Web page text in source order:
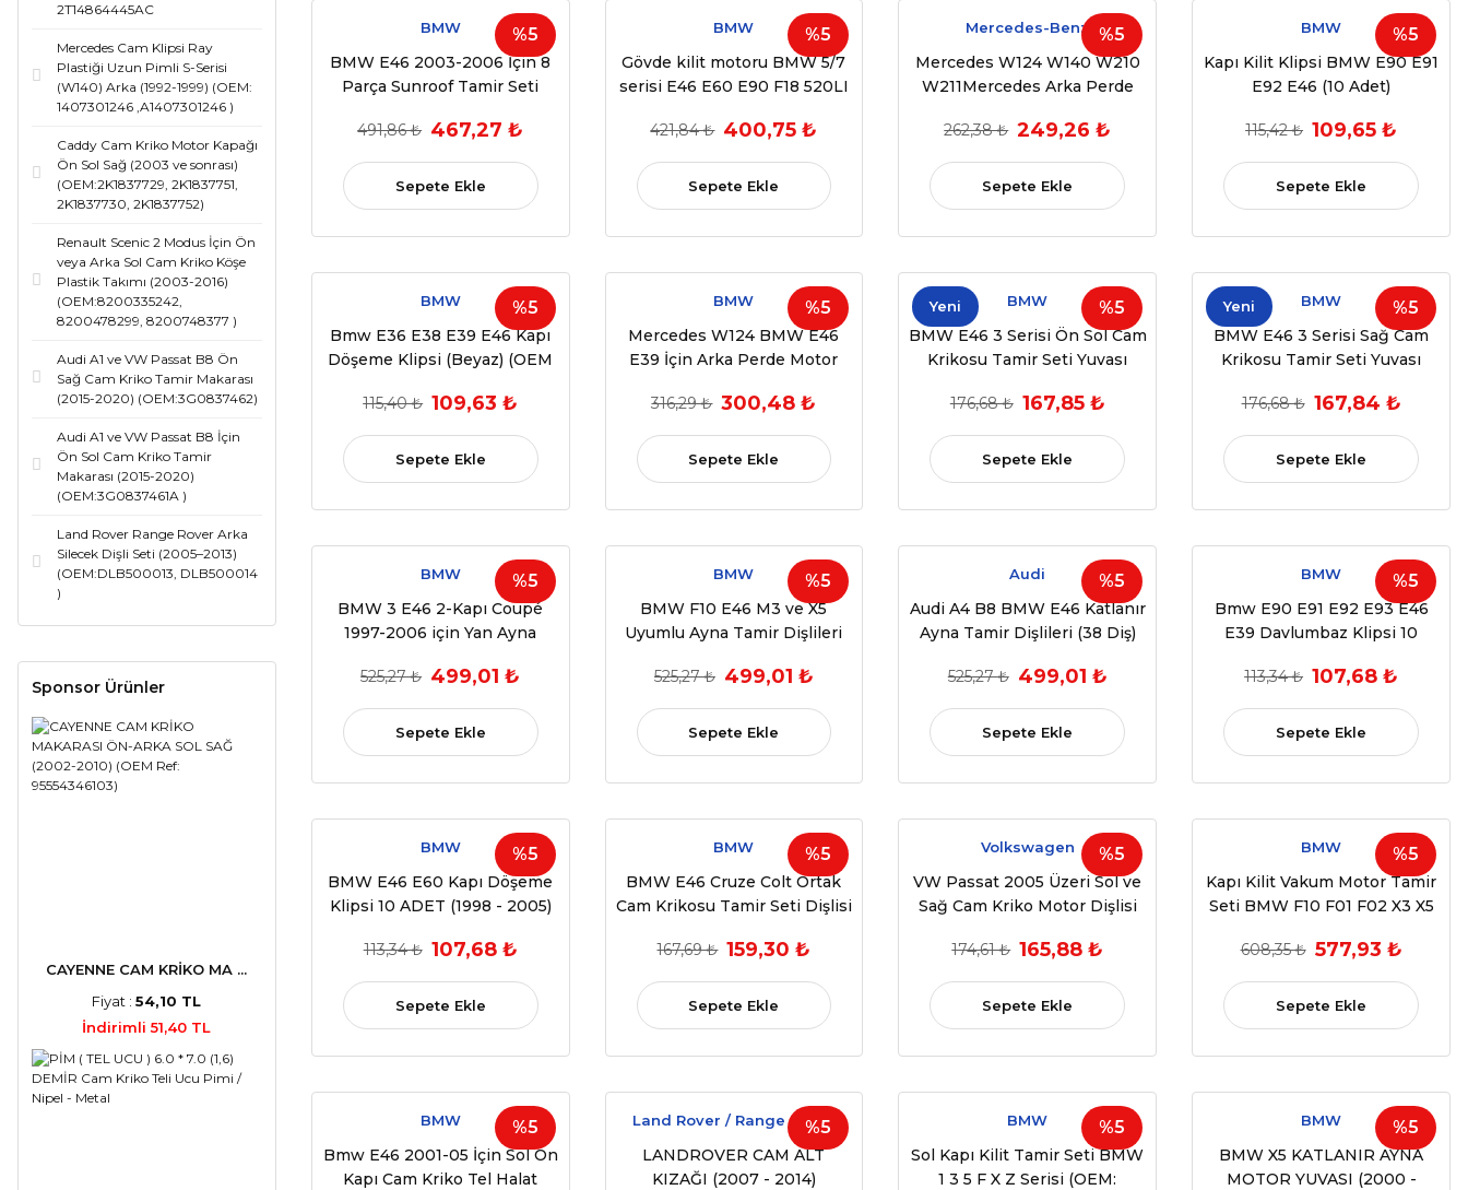
2T14864445AC
Mercedes Cam Klipsi Ray
Plastiği Uzun Pimli S-Serisi
(W140) Arka (1992-1999) (OEM:
1407301246 ,A1407301246 )
Caddy Cam Kriko Motor Kapağı
Ön Sol Sağ (2003 ve sonrası)
(OEM:2K1837729, 2K1837751,
2K1837730, 2K1837752)
Renault Scenic 2 Modus İçin Ön
veya Arka Sol Cam Kriko Köşe
Plastik Takımı (2003-2016)
(OEM:8200335242,
8200478299, 8200748377 )
Audi A1 ve VW Passat B8 Ön
Sağ Cam Kriko Tamir Makarası
(2015-2020) (OEM:3G0837462)
Audi A1 ve VW Passat B8 İçin
Ön Sol Cam Kriko Tamir
Makarası (2015-2020)
(OEM:3G0837461A )
Land Rover Range Rover Arka
Silecek Dişli Seti (2005–2013)
(OEM:DLB500013, DLB500014
)
Sponsor Ürünler
CAYENNE CAM KRİKO MA ...
Fiyat :54,10 TL
İndirimli 51,40 TL
%5
BMW
BMW E46 2003-2006 İçin 8
Parça Sunroof Tamir Seti
491,86 ₺ 467,27 ₺
Sepete Ekle
%5
BMW
Gövde kilit motoru BMW 5/7
serisi E46 E60 E90 F18 520LI
421,84 ₺ 400,75 ₺
Sepete Ekle
%5
Mercedes-Benz
Mercedes W124 W140 W210
W211Mercedes Arka Perde
A2118100020
262,38 ₺ 249,26 ₺
Sepete Ekle
%5
BMW
Kapı Kilit Klipsi BMW E90 E91
E92 E46 (10 Adet)
115,42 ₺ 109,65 ₺
Sepete Ekle
%5
BMW
Bmw E36 E38 E39 E46 Kapı
Döşeme Klipsi (Beyaz) (OEM
115,40 ₺ 109,63 ₺
Sepete Ekle
%5
BMW
Mercedes W124 BMW E46
E39 İçin Arka Perde Motor
(OEM:
316,29 ₺ 300,48 ₺
Sepete Ekle
%5
Yeni BMW
BMW E46 3 Serisi Ön Sol Cam
Krikosu Tamir Seti Yuvası
51358212099
176,68 ₺ 167,85 ₺
Sepete Ekle
%5
Yeni BMW
BMW E46 3 Serisi Sağ Cam
Krikosu Tamir Seti Yuvası
51337020660
176,68 ₺ 167,84 ₺
Sepete Ekle
%5
BMW
BMW 3 E46 2-Kapı Coupé
1997-2006 için Yan Ayna
(OEM:51167000490,
51167000492 )
525,27 ₺ 499,01 ₺
Sepete Ekle
%5
BMW
BMW F10 E46 M3 ve X5
Uyumlu Ayna Tamir Dişlileri
525,27 ₺ 499,01 ₺
Sepete Ekle
%5
Audi
Audi A4 B8 BMW E46 Katlanır
Ayna Tamir Dişlileri (38 Diş)
525,27 ₺ 499,01 ₺
Sepete Ekle
%5
BMW
Bmw E90 E91 E92 E93 E46
E39 Davlumbaz Klipsi 10
113,34 ₺ 107,68 ₺
Sepete Ekle
%5
BMW
BMW E46 E60 Kapı Döşeme
Klipsi 10 ADET (1998 - 2005)
51411973500)
113,34 ₺ 107,68 ₺
Sepete Ekle
%5
BMW
BMW E46 Cruze Colt Ortak
Cam Krikosu Tamir Seti Dişlisi
95382556
167,69 ₺ 159,30 ₺
Sepete Ekle
%5
Volkswagen
VW Passat 2005 Üzeri Sol ve
Sağ Cam Kriko Motor Dişlisi
755 / 3C1 837 756 3C4 839 755
/ 3C4 839 756 )
174,61 ₺ 165,88 ₺
Sepete Ekle
%5
BMW
Kapı Kilit Vakum Motor Tamir
Seti BMW F10 F01 F02 X3 X5
608,35 ₺ 577,93 ₺
Sepete Ekle
%5
BMW
Bmw E46 2001-05 İçin Sol Ön
Kapı Cam Kriko Tel Halat
%5
Land Rover / Range Rover
LANDROVER CAM ALT
KIZAĞI (2007 - 2014)
%5
BMW
Sol Kapı Kilit Tamir Seti BMW
1 3 5 F X Z Serisi (OEM:
%5
BMW
BMW X5 KATLANIR AYNA
MOTOR YUVASI (2000 -